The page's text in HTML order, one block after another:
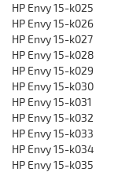
HP Envy 15-k025
HP Envy 15-k026
HP Envy 15-k027
HP Envy 15-k028
HP Envy 15-k029
HP Envy 15-k030
HP Envy 15-k031
HP Envy 15-k032
HP Envy 15-k033
HP Envy 15-k034
HP Envy 15-k035